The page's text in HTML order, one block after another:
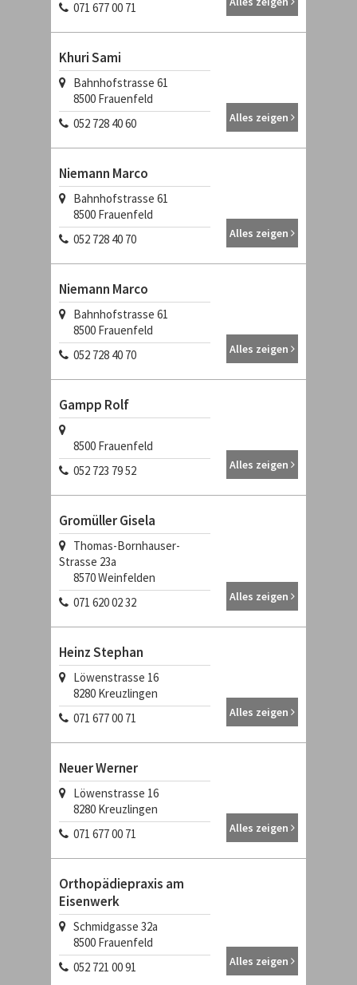
071 677 00 71
Khuri Sami
Bahnhofstrasse 61
8500 Frauenfeld
052 728 40 60
Alles zeigen
Niemann Marco
Bahnhofstrasse 61
8500 Frauenfeld
052 728 40 70
Alles zeigen
Niemann Marco
Bahnhofstrasse 61
8500 Frauenfeld
052 728 40 70
Alles zeigen
Gampp Rolf
8500 Frauenfeld
052 723 79 52
Alles zeigen
Gromüller Gisela
Thomas-Bornhauser-
Strasse 23a
8570Weinfelden
071 620 02 32
Alles zeigen
Heinz Stephan
Löwenstrasse 16
8280 Kreuzlingen
071 677 00 71
Alles zeigen
Neuer Werner
Löwenstrasse 16
8280 Kreuzlingen
071 677 00 71
Alles zeigen
Orthopädiepraxis am
Eisenwerk
Schmidgasse 32a
8500 Frauenfeld
052 721 00 91
Alles zeigen